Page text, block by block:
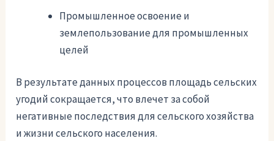
Промышленное освоение и
землепользование для промышленных
целей
В результате данных процессов площадь сельских
угодий сокращается, что влечет за собой
негативные последствия для сельского хозяйства
и жизни сельского населения.